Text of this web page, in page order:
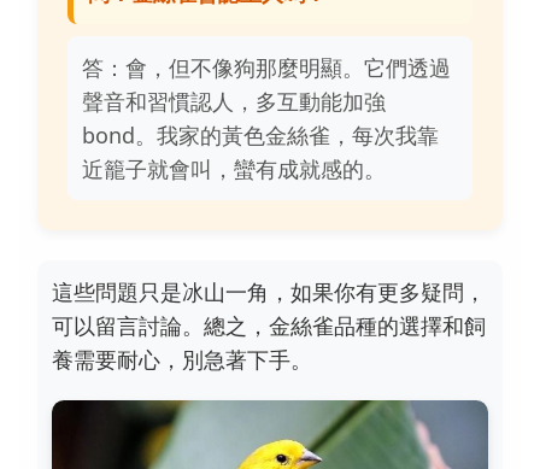
答：會，但不像狗那麼明顯。它們透過
聲音和習慣認人，多互動能加強
bond。我家的黃色金絲雀，每次我靠
近籠子就會叫，蠻有成就感的。
這些問題只是冰山一角，如果你有更多疑問，
可以留言討論。總之，金絲雀品種的選擇和飼
養需要耐心，別急著下手。